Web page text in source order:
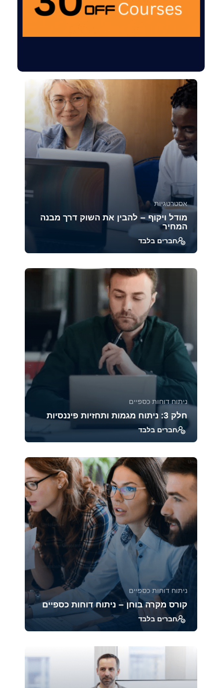
אסטרטגיות
מודל ויקוף – להבין את השוק דרך מבנה
המחיר
חברים בלבד
ביותר לניתוח מבנה השוק והתנהגות משתתפיו.
39213
ניתוח דוחות כספיים
חלק 3: ניתוח מגמות ותחזיות פיננסיות
חברים בלבד
פיננסיות, בניית תחזיות וניהול סיכונים. בעזרת
טכניקות...
2471
45968
ניתוח דוחות כספיים
קורס מקרה בוחן – ניתוח דוחות כספיים
חברים בלבד
חברות מובילות ממגזרים שונים, כדי לראות איך
1880
39319